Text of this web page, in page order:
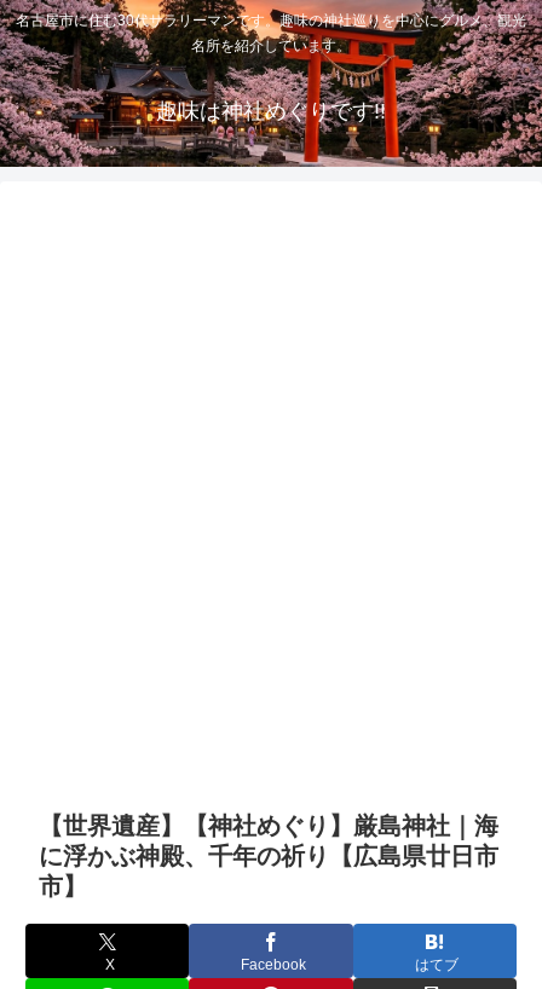
名古屋市に住む30代サラリーマンです。趣味の神社巡りを中心にグルメ、観光
名所を紹介しています。
趣味は神社めぐりです!!
【世界遺産】【神社めぐり】厳島神社｜海
に浮かぶ神殿、千年の祈り【広島県廿日市
市】
X Facebook はてブ